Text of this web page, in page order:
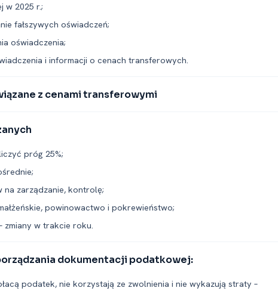
w 2025 r.;
fałszywych oświadczeń;
oświadczenia;
i informacji o cenach transferowych.
z cenami transferowymi
próg 25%;
na zarządzanie, kontrolę;
powinowactwo i pokrewieństwo;
zmiany w trakcie roku.
dokumentacji podatkowej:
podatek, nie korzystają ze zwolnienia i nie wykazują straty –